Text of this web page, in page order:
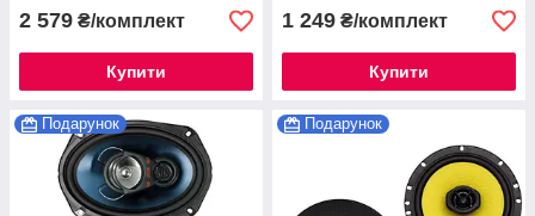
2 579 ₴/комплект
Купити
1 249 ₴/комплект
Купити
Подарунок Подарунок